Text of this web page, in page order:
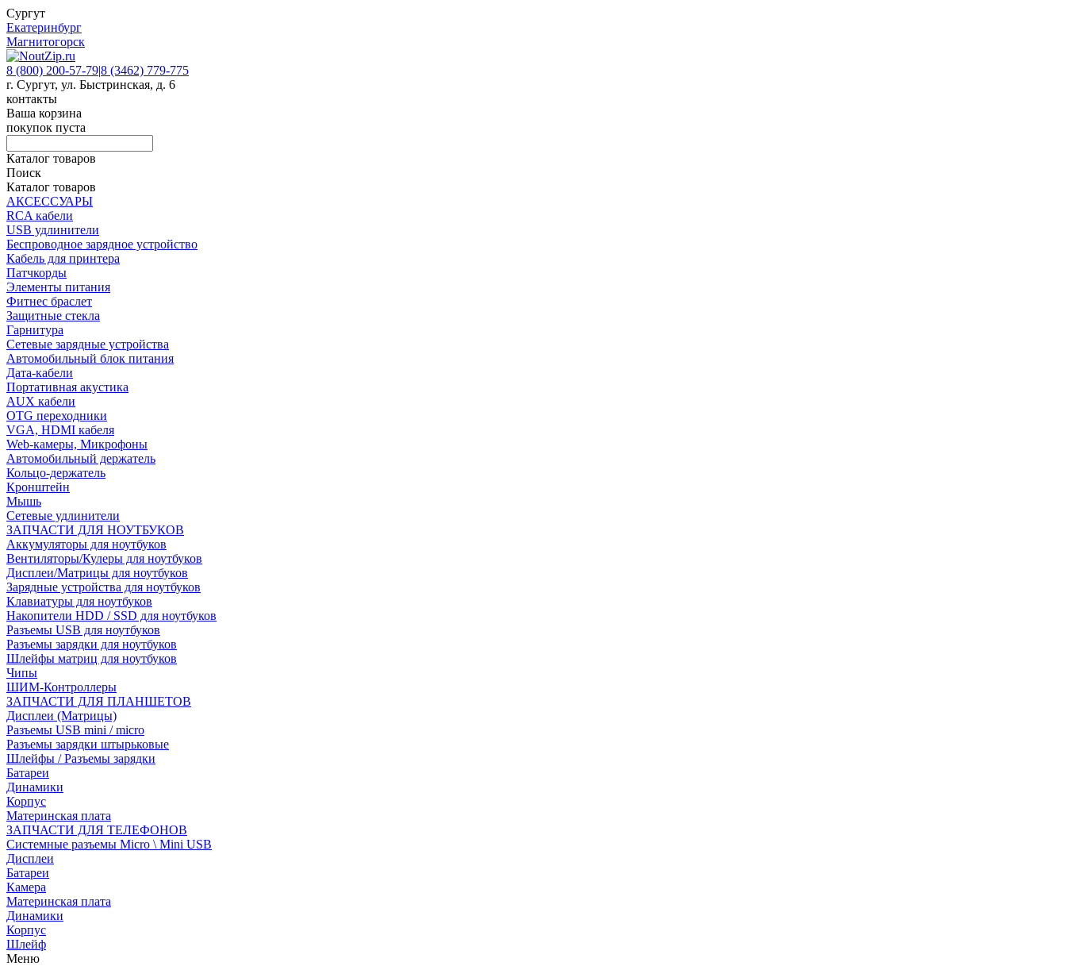
Сургут
Екатеринбург
Магнитогорск
8 (800) 200-57-79|8 (3462) 779-775
г. Сургут, ул. Быстринская, д. 6
контакты
Ваша корзина
покупок пуста
Каталог товаров
Поиск
Каталог товаров
АКСЕССУАРЫ
RCA кабели
USB удлинители
Беспроводное зарядное устройство
Кабель для принтера
Патчкорды
Элементы питания
Фитнес браслет
Защитные стекла
Гарнитура
Сетевые зарядные устройства
Автомобильный блок питания
Дата-кабели
Портативная акустика
AUX кабели
OTG переходники
VGA, HDMI кабеля
Web-камеры, Микрофоны
Автомобильный держатель
Кольцо-держатель
Кронштейн
Мышь
Сетевые удлинители
ЗАПЧАСТИ ДЛЯ НОУТБУКОВ
Аккумуляторы для ноутбуков
Вентиляторы/Кулеры для ноутбуков
Дисплеи/Матрицы для ноутбуков
Зарядные устройства для ноутбуков
Клавиатуры для ноутбуков
Накопители HDD / SSD для ноутбуков
Разъемы USB для ноутбуков
Разъемы зарядки для ноутбуков
Шлейфы матриц для ноутбуков
Чипы
ШИМ-Контроллеры
ЗАПЧАСТИ ДЛЯ ПЛАНШЕТОВ
Дисплеи (Матрицы)
Разъемы USB mini / micro
Разъемы зарядки штырьковые
Шлейфы / Разъемы зарядки
Батареи
Динамики
Корпус
Материнская плата
ЗАПЧАСТИ ДЛЯ ТЕЛЕФОНОВ
Системные разъемы Micro \ Mini USB
Дисплеи
Батареи
Камера
Материнская плата
Динамики
Корпус
Шлейф
Меню